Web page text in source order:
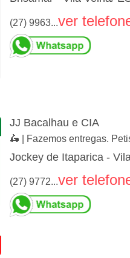
(27) 9963...ver
JJ Bacalhau e CIA
🛵 | Fazemos entregas.
Jockey de Itaparica -
(27) 9772...ver